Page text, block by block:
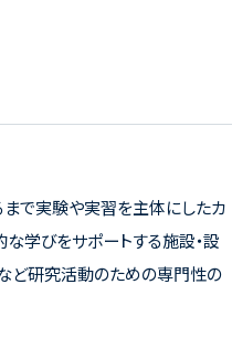
で実験や実習を主体にしたカ
な学びをサポートする施設・設
など研究活動のための専門性の